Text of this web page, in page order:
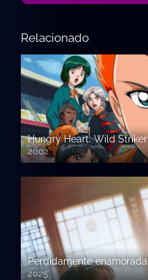
Relacionado
Hungry Heart: Wild Striker
2002
Perdidamente enamorada
2025